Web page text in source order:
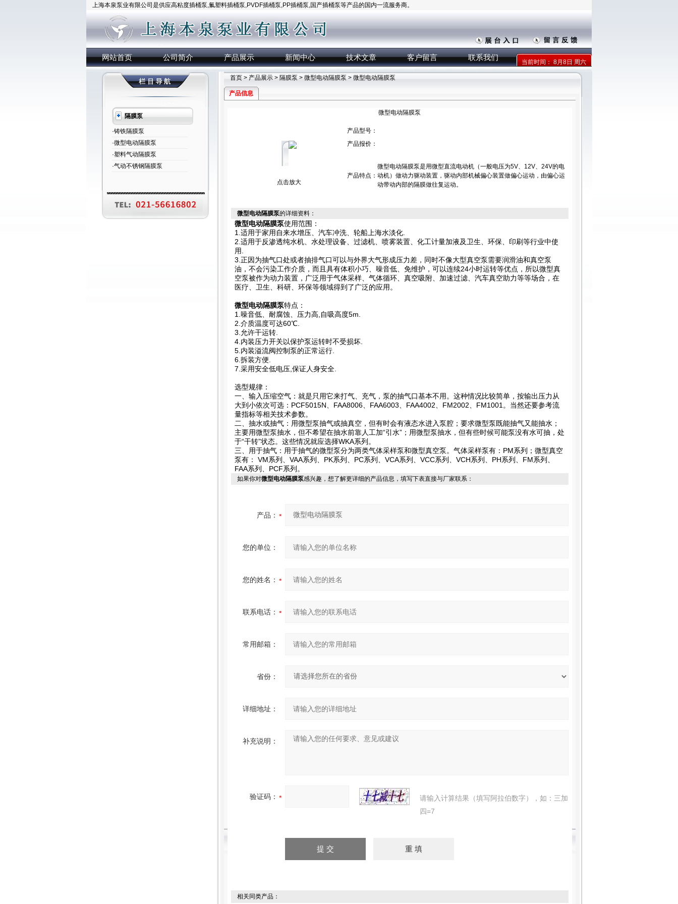
上海本泉泵业有限公司是供应高粘度插桶泵,氟塑料插桶泵,PVDF插桶泵,PP插桶泵,国产插桶泵等产品的国内一流服务商。
网站首页 公司简介 产品展示 新闻中心 技术文章 客户留言 联系我们
当前时间：8月8日 周六
隔膜泵
·铸铁隔膜泵
·微型电动隔膜泵
·塑料气动隔膜泵
·气动不锈钢隔膜泵
首页> 产品展示> 隔膜泵 > 微型电动隔膜泵 > 微型电动隔膜泵
产品信息
微型电动隔膜泵
点击放大
产品型号：
产品报价：
产品特点：
微型电动隔膜泵是用微型直流电动机（一般电压为5V、12V、24V的电
动机）做动力驱动装置，驱动内部机械偏心装置做偏心运动，由偏心运
动带动内部的隔膜做往复运动。
微型电动隔膜泵的详细资料：
微型电动隔膜泵使用范围：
1.适用于家用自来水增压、汽车冲洗、轮船上海水淡化.
2.适用于反渗透纯水机、水处理设备、过滤机、喷雾装置、化工计量加液及卫生、环保、印刷等行业中使
用.
3.正因为抽气口处或者抽排气口可以与外界大气形成压力差，同时不像大型真空泵需要润滑油和真空泵
油，不会污染工作介质，而且具有体积小巧、噪音低、免维护，可以连续24小时运转等优点，所以微型真
空泵被作为动力装置，广泛用于气体采样、气体循环、真空吸附、加速过滤、汽车真空助力等等场合，在
医疗、卫生、科研、环保等领域得到了广泛的应用。
微型电动隔膜泵特点：
1.噪音低、耐腐蚀、压力高,自吸高度5m.
2.介质温度可达60℃.
3.允许干运转.
4.内装压力开关以保护泵运转时不受损坏.
5.内装溢流阀控制泵的正常运行.
6.拆装方便.
7.采用安全低电压,保证人身安全.
选型规律：
一、输入压缩空气：就是只用它来打气、充气，泵的抽气口基本不用。这种情况比较简单，按输出压力从
大到小依次可选：PCF5015N、FAA8006、FAA6003、FAA4002、FM2002、FM1001。当然还要参考流
量指标等相关技术参数。
二、抽水或抽气：用微型泵抽气或抽真空，但有时会有液态水进入泵腔；要求微型泵既能抽气又能抽水；
主要用微型泵抽水，但不希望在抽水前靠人工加“引水”；用微型泵抽水，但有些时候可能泵没有水可抽，处
于“干转”状态。这些情况就应选择WKA系列。
三、用于抽气：用于抽气的微型泵分为两类气体采样泵和微型真空泵。气体采样泵有：PM系列；微型真空
泵有： VM系列、VAA系列、PK系列、PC系列、VCA系列、VCC系列、VCH系列、PH系列、FM系列、
FAA系列、PCF系列。
如果你对微型电动隔膜泵感兴趣，想了解更详细的产品信息，填写下表直接与厂家联系：
产品：
您的单位：
您的姓名：
联系电话：
常用邮箱：
省份：
详细地址：
补充说明：
验证码：
请输入计算结果（填写阿拉伯数字），如：三加
四=7
相关同类产品：